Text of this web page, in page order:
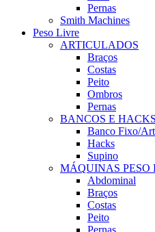
Pernas
Smith Machines
Peso Livre
ARTICULADOS
Braços
Costas
Peito
Ombros
Pernas
BANCOS E HACKS
Banco Fixo/
Hacks
Supino
MÁQUINAS PESO
Abdominal
Braços
Costas
Peito
Pernas